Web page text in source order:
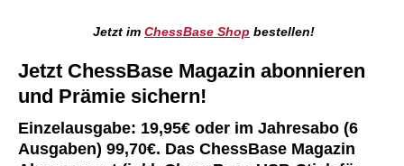
Jetzt im ChessBase Shop bestellen!
Jetzt ChessBase Magazin abonnieren
und Prämie sichern!
Einzelausgabe: 19,95€ oder im Jahresabo (6
Ausgaben) 99,70€. Das ChessBase Magazin